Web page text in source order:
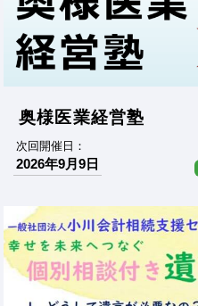
奥様医業経営塾
次回開催日：
2026年9月9日